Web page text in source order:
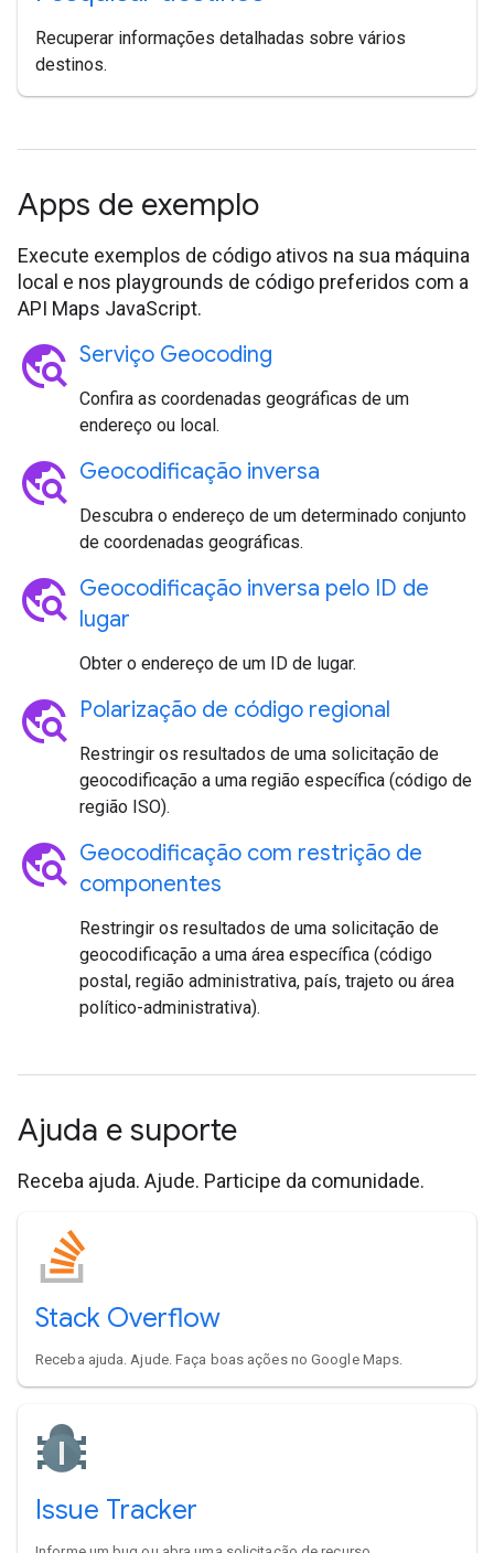
Recuperar informações detalhadas sobre vários
destinos.
Apps de exemplo
Execute exemplos de código ativos na sua máquina
local e nos playgrounds de código preferidos com a
API Maps JavaScript.
travel_explore Serviço Geocoding
Confira as coordenadas geográficas de um
endereço ou local.
travel_explore Geocodificação inversa
Descubra o endereço de um determinado conjunto
de coordenadas geográficas.
travel_explore Geocodificação inversa pelo ID de
lugar
Obter o endereço de um ID de lugar.
travel_explore Polarização de código regional
Restringir os resultados de uma solicitação de
geocodificação a uma região específica (código de
região ISO).
travel_explore Geocodificação com restrição de
componentes
Restringir os resultados de uma solicitação de
geocodificação a uma área específica (código
postal, região administrativa, país, trajeto ou área
político-administrativa).
Ajuda e suporte
Receba ajuda. Ajude. Participe da comunidade.
Stack Overflow
Receba ajuda. Ajude. Faça boas ações no Google Maps.
Issue Tracker